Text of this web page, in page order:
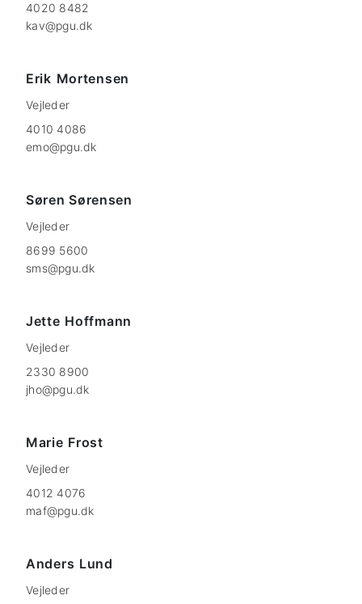
4020 8482
kav@pgu.dk
Erik Mortensen
Vejleder
4010 4086
emo@pgu.dk
Søren Sørensen
Vejleder
8699 5600
sms@pgu.dk
Jette Hoffmann
Vejleder
2330 8900
jho@pgu.dk
Marie Frost
Vejleder
4012 4076
maf@pgu.dk
Anders Lund
Vejleder